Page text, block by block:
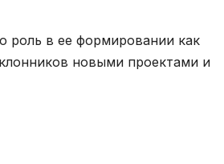
роль в ее формировании как
новыми проектами и